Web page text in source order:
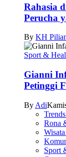
Rahasia
Perucha
By KH
Sport &
Gianni
Petinggi
By Adi
Rona
Sport